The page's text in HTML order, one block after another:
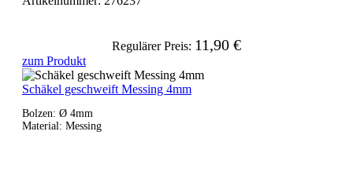
Regulärer Preis: 11,90 €
zum Produkt
Schäkel geschweift Messing 4mm
Bolzen: Ø 4mm
Material: Messing